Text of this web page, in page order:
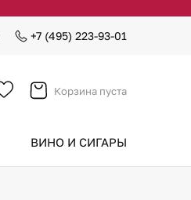
+7 (495) 223-93-01
Корзина пуста
ВИНО И СИГАРЫ